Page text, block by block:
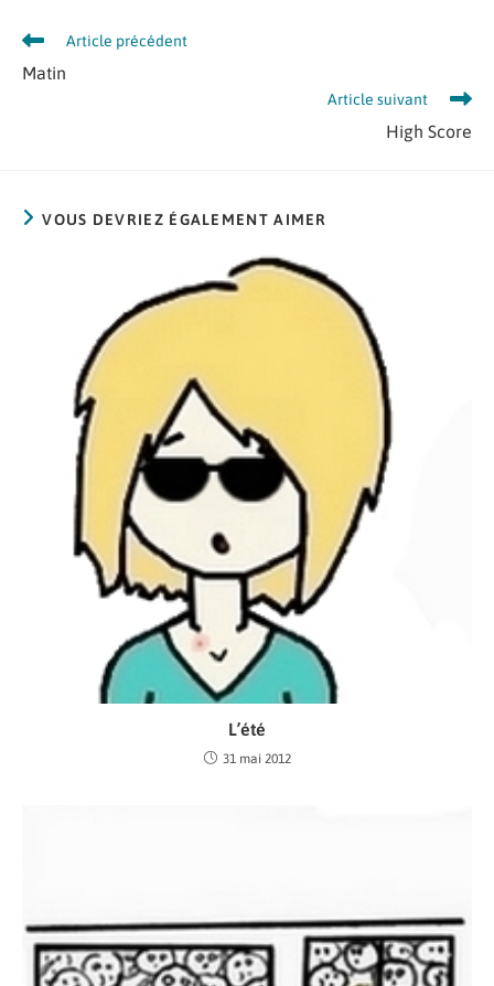
Article précédent
Matin
Article suivant
High Score
VOUS DEVRIEZ ÉGALEMENT AIMER
L’été
31 mai 2012